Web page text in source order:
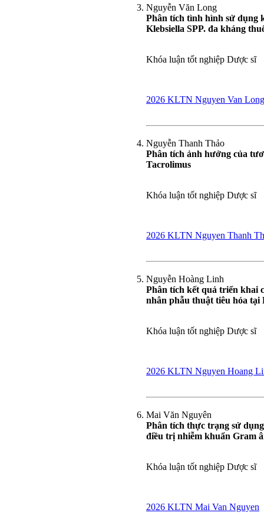
Nguyễn Văn Long
Phân tích tình hình sử dụng
Klebsiella SPP. đa kháng
Khóa luận tốt nghiệp Dược sĩ
2026 KLTN Nguyen Van Long
Nguyễn Thanh Thảo
Phân tích ảnh hưởng của
Tacrolimus
Khóa luận tốt nghiệp Dược sĩ
2026 KLTN Nguyen Thanh
Nguyễn Hoàng Linh
Phân tích kết quả triển khai
nhân phẫu thuật tiêu hóa tại
Khóa luận tốt nghiệp Dược sĩ
2026 KLTN Nguyen Hoang
Mai Văn Nguyên
Phân tích thực trạng sử
điều trị nhiễm khuẩn Gram
Khóa luận tốt nghiệp Dược sĩ
2026 KLTN Mai Van Nguyen